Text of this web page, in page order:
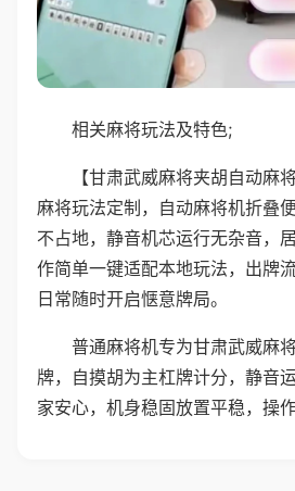
相关麻将玩法及特色;
【甘肃武威麻将夹胡自动麻
麻将玩法定制，自动麻将机折叠
不占地，静音机芯运行无杂音，
作简单一键适配本地玩法，出牌
日常随时开启惬意牌局。
普通麻将机专为甘肃武威麻
牌，自摸胡为主杠牌计分，静音
家安心，机身稳固放置平稳，操